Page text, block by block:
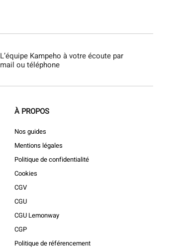
L’équipe Kampeho à votre écoute par
mail ou téléphone
À PROPOS
Nos guides
Mentions légales
Politique de confidentialité
Cookies
CGV
CGU
CGU Lemonway
CGP
Politique de référencement